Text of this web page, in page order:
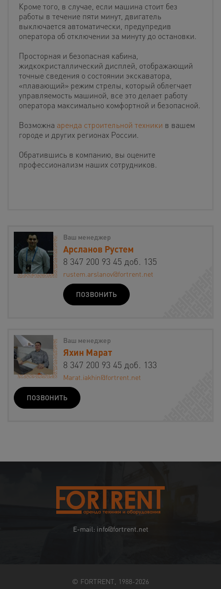
Кроме того, в случае, если машина стоит без
работы в течение пяти минут, двигатель
выключается автоматически, предупредив
оператора об отключении за минуту до остановки.
Просторная и безопасная кабина,
жидкокристаллический дисплей, отображающий
точные сведения о состоянии экскаватора,
«плавающий» режим стрелы, который облегчает
управляемость машиной, все это делает работу
оператора максимально комфортной и безопасной.
Возможна аренда строительной техники в вашем
городе и других регионах России.
Обратившись в компанию, вы оцените
профессионализм наших сотрудников.
Ваш менеджер
Арсланов Рустем
8 347 200 93 45 доб. 135
rustem.arslanov@fortrent.net
ПОЗВОНИТЬ
Ваш менеджер
Яхин Марат
8 347 200 93 45 доб. 133
Marat.iakhin@fortrent.net
ПОЗВОНИТЬ
E-mail: info@fortrent.net
© FORTRENT, 1988-2026